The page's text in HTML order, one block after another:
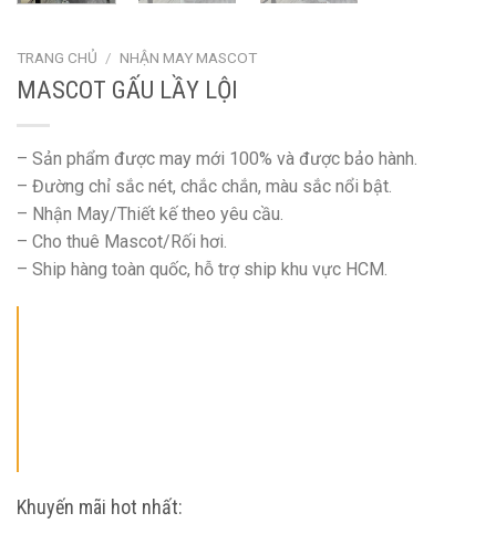
TRANG CHỦ / NHẬN MAY MASCOT
MASCOT GẤU LẦY LỘI
– Sản phẩm được may mới 100% và được bảo hành.
– Đường chỉ sắc nét, chắc chắn, màu sắc nổi bật.
– Nhận May/Thiết kế theo yêu cầu.
– Cho thuê Mascot/Rối hơi.
– Ship hàng toàn quốc, hỗ trợ ship khu vực HCM.
Khuyến mãi hot nhất: